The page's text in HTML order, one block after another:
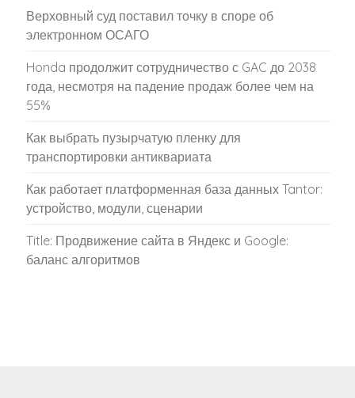
Верховный суд поставил точку в споре об
электронном ОСАГО
Honda продолжит сотрудничество с GAC до 2038
года, несмотря на падение продаж более чем на
55%
Как выбрать пузырчатую пленку для
транспортировки антиквариата
Как работает платформенная база данных Tantor:
устройство, модули, сценарии
Title: Продвижение сайта в Яндекс и Google:
баланс алгоритмов